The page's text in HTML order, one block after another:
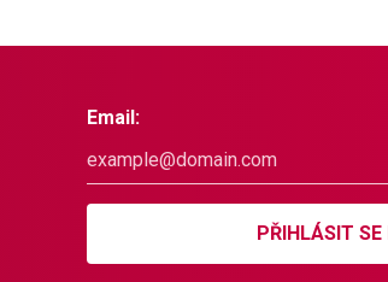
Email:
PŘIHLÁSIT SE